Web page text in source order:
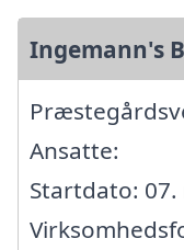
Ingemann's
Ansatte:
Startdato: 07.